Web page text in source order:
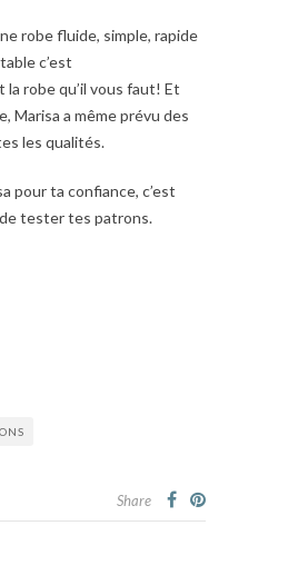
robe fluide, simple, rapide
c’est
robe qu’il vous faut! Et
Marisa a même prévu des
les qualités.
pour ta confiance, c’est
tester tes patrons.
Share